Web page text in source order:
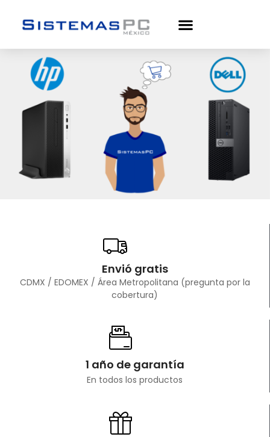
Envió gratis
CDMX / EDOMEX / Área Metropolitana (pregunta por la
cobertura)
1 año de garantía
En todos los productos